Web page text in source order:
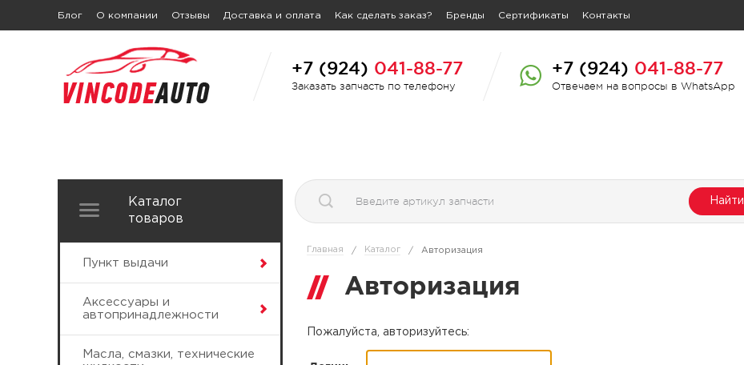
Блог О компании Отзывы Доставка и оплата Как сделать заказ? Бренды Сертификаты Контакты
+7 (924) 041-88-77
Заказать запчасть по телефону
+7 (924) 041-88-77
Отвечаем на вопросы в WhatsApp
Каталог
товаров
Пункт выдачи
Аксессуары и
автопринадлежности
Масла, смазки, технические
Найти
Главная / Каталог / Авторизация
Авторизация
Пожалуйста, авторизуйтесь: